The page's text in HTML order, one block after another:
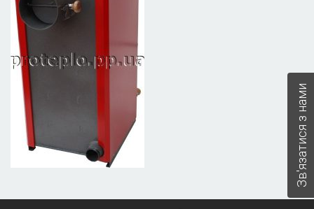
Зв'язатися з нами